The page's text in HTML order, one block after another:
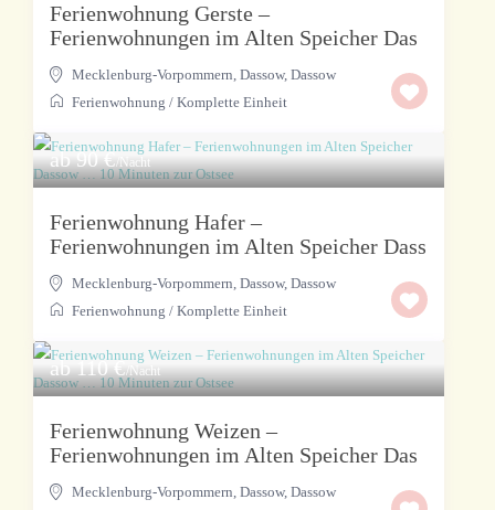
Ferienwohnung Gerste –
Ferienwohnungen im Alten Speicher Das
Mecklenburg-Vorpommern, Dassow,Dassow
Ferienwohnung /Komplette Einheit
ab 90 €/Nacht
Ferienwohnung Hafer –
Ferienwohnungen im Alten Speicher Dass
Mecklenburg-Vorpommern, Dassow,Dassow
Ferienwohnung /Komplette Einheit
ab 110 €/Nacht
Ferienwohnung Weizen –
Ferienwohnungen im Alten Speicher Das
Mecklenburg-Vorpommern, Dassow,Dassow